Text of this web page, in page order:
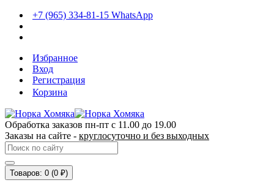
+7 (965) 334-81-15 WhatsApp
Избранное
Вход
Регистрация
Корзина
Обработка заказов пн-пт с 11.00 до 19.00
Заказы на сайте - круглосуточно и без выходных
Товаров: 0 (0 ₽)